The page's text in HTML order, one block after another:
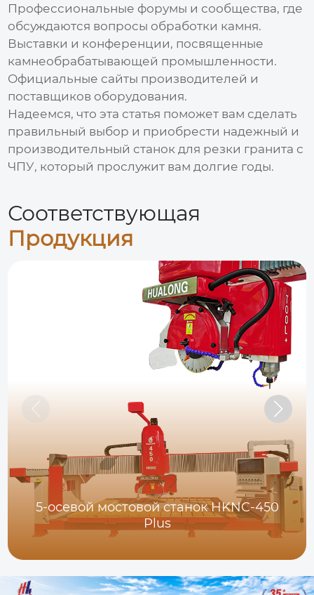
Профессиональные форумы и сообщества, где
обсуждаются вопросы обработки камня.
Выставки и конференции, посвященные
камнеобрабатывающей промышленности.
Официальные сайты производителей и
поставщиков оборудования.
Надеемся, что эта статья поможет вам сделать
правильный выбор и приобрести надежный и
производительный станок для резки гранита с
ЧПУ, который прослужит вам долгие годы.
Соответствующая
Продукция
5-осевой мостовой станок HKNC-450
Plus